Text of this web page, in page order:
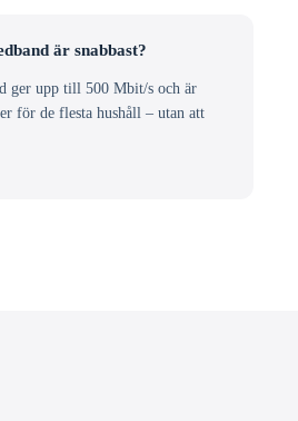
är snabbast?
ger upp till 500 Mbit/s och är
för de flesta hushåll – utan att